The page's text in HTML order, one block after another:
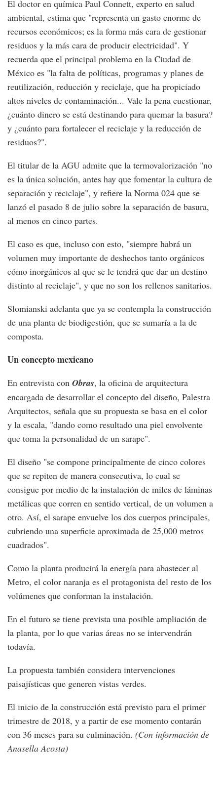
El doctor en química Paul Connett, experto en salud
ambiental, estima que "representa un gasto enorme de
recursos económicos; es la forma más cara de gestionar
residuos y la más cara de producir electricidad". Y
recuerda que el principal problema en la Ciudad de
México es "la falta de políticas, programas y planes de
reutilización, reducción y reciclaje, que ha propiciado
altos niveles de contaminación... Vale la pena cuestionar,
¿cuánto dinero se está destinando para quemar la basura?
y ¿cuánto para fortalecer el reciclaje y la reducción de
residuos?".
El titular de la AGU admite que la termovalorización "no
es la única solución, antes hay que fomentar la cultura de
separación y reciclaje", y refiere la Norma 024 que se
lanzó el pasado 8 de julio sobre la separación de basura,
al menos en cinco partes.
El caso es que, incluso con esto, "siempre habrá un
volumen muy importante de deshechos tanto orgánicos
cómo inorgánicos al que se le tendrá que dar un destino
distinto al reciclaje", y que no son los rellenos sanitarios.
Slomianski adelanta que ya se contempla la construcción
de una planta de biodigestión, que se sumaría a la de
composta.
Un concepto mexicano
En entrevista con Obras, la oficina de arquitectura
encargada de desarrollar el concepto del diseño, Palestra
Arquitectos, señala que su propuesta se basa en el color
y la escala, "dando como resultado una piel envolvente
que toma la personalidad de un sarape".
El diseño "se compone principalmente de cinco colores
que se repiten de manera consecutiva, lo cual se
consigue por medio de la instalación de miles de láminas
metálicas que corren en sentido vertical, de un volumen a
otro. Así, el sarape envuelve los dos cuerpos principales,
cubriendo una superficie aproximada de 25,000 metros
cuadrados".
Como la planta producirá la energía para abastecer al
Metro, el color naranja es el protagonista del resto de los
volúmenes que conforman la instalación.
En el futuro se tiene prevista una posible ampliación de
la planta, por lo que varias áreas no se intervendrán
todavía.
La propuesta también considera intervenciones
paisajísticas que generen vistas verdes.
El inicio de la construcción está previsto para el primer
trimestre de 2018, y a partir de ese momento contarán
con 36 meses para su culminación. (Con información de
Anasella Acosta)